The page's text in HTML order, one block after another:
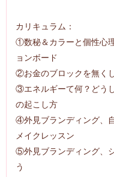
カリキュラム：
①数秘＆カラーと個性心
ョンボード
②お金のブロックを無く
③エネルギーて何？どう
の起こし方
④外見ブランディング、
メイクレッスン
⑤外見ブランディング、
う